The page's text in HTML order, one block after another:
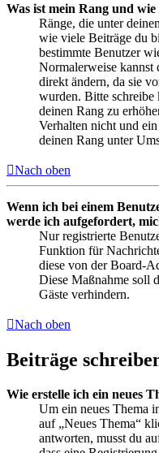
Was ist mein Rang und
Ränge, die unter
wie viele Beiträge du
bestimmte Benutzer
Normalerweise kannst
direkt ändern, da sie
wurden. Bitte schreibe
deinen Rang zu
Verhalten nicht und
deinen Rang unter
Nach oben
Wenn ich bei einem
werde ich aufgefordert,
Nur registrierte
Funktion für
diese von der Board-
Diese Maßnahme soll
Gäste verhindern.
Nach oben
Beiträge
Wie erstelle ich ein neues
Um ein neues Thema
auf „Neues Thema“
antworten, musst du